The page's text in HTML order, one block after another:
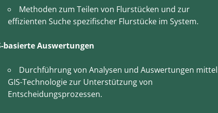
Methoden zum Teilen von Flurstücken und zur
effizienten Suche spezifischer Flurstücke im System.
basierte Auswertungen
Durchführung von Analysen und Auswertungen
GIS-Technologie zur Unterstützung von
Entscheidungsprozessen.